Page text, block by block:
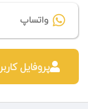
واتساپ
پروفایل کاربر